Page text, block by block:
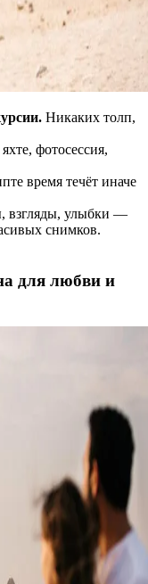
Никаких толп,
фотосессия,
время течёт иначе
взгляды, улыбки —
снимков.
для любви и